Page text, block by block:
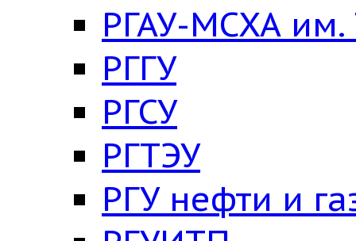
РГАУ-МСХА им.
РГГУ
РГСУ
РГТЭУ
РГУ нефти и